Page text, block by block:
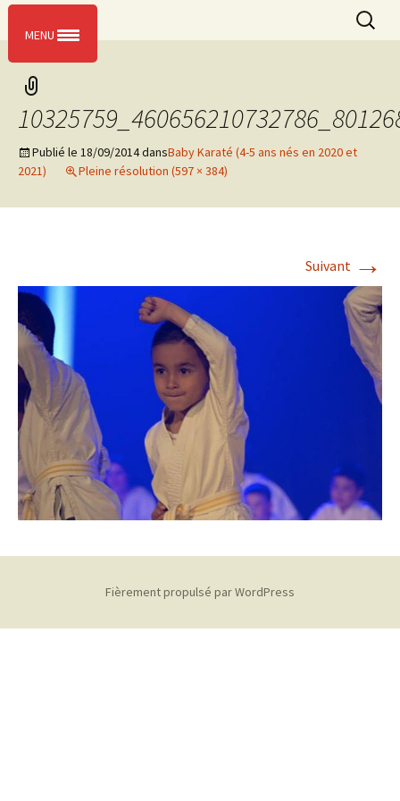
L’entente sportive de Massy
Aller
au
Publié le 18/09/2014dansBaby Karaté (4-5 ans nés en 2020 et
2021)
Pleine résolution (597 × 384)
Suivant →
Fièrement propulsé par WordPress
MENU